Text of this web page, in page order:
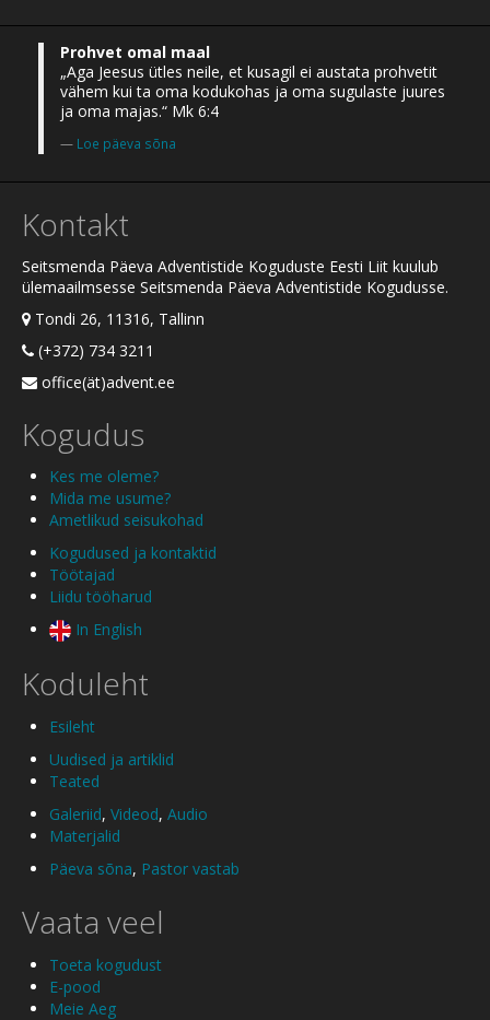
Prohvet omal maal
„Aga Jeesus ütles neile, et kusagil ei austata prohvetit
vähem kui ta oma kodukohas ja oma sugulaste juures
ja oma majas.“ Mk 6:4
Loe päeva sõna
Kontakt
Seitsmenda Päeva Adventistide Koguduste Eesti Liit kuulub
ülemaailmsesse Seitsmenda Päeva Adventistide Kogudusse.
Tondi 26, 11316, Tallinn
(+372) 734 3211
office(ät)advent.ee
Kogudus
Kes me oleme?
Mida me usume?
Ametlikud seisukohad
Kogudused ja kontaktid
Töötajad
Liidu tööharud
In English
Koduleht
Esileht
Uudised ja artiklid
Teated
Galeriid, Videod, Audio
Materjalid
Päeva sõna, Pastor vastab
Vaata veel
Toeta kogudust
E-pood
Meie Aeg